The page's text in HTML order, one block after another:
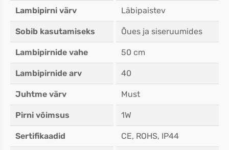
Lambipirni värv Läbipaistev
Sobib kasutamiseks Õues ja siseruumides
Lambipirnide vahe 50 cm
Lambipirnide arv 40
Juhtme värv Must
Pirni võimsus 1W
Sertifikaadid CE, ROHS, IP44